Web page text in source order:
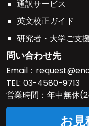
通訳サービス
英文校正ガイド
研究者・大学ご支
問い合わせ先
Email：
TEL: 03-4580-9713
営業時間：年中無休
お